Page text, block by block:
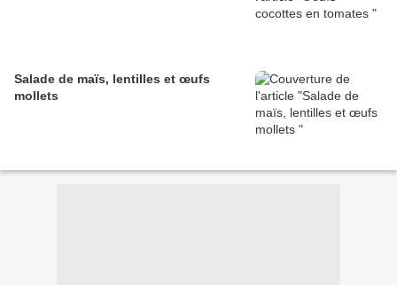
Salade de maïs, lentilles et œufs
mollets